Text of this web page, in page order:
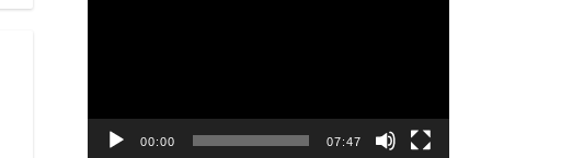
ー
00:00 07:47